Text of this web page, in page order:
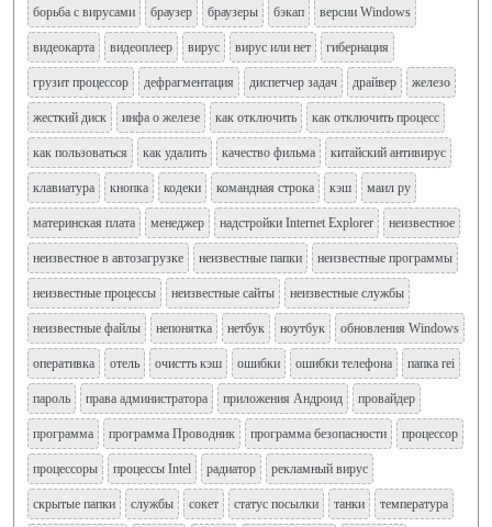
борьба с вирусами браузер браузеры бэкап версии Windows
видеокарта видеоплеер вирус вирус или нет гибернация
грузит процессор дефрагментация диспетчер задач драйвер железо
жесткий диск инфа о железе как отключить как отключить процесс
как пользоваться как удалить качество фильма китайский антивирус
клавиатура кнопка кодеки командная строка кэш маил ру
материнская плата менеджер надстройки Internet Explorer неизвестное
неизвестное в автозагрузке неизвестные папки неизвестные программы
неизвестные процессы неизвестные сайты неизвестные службы
неизвестные файлы непонятка нетбук ноутбук обновления Windows
оперативка отель очистть кэш ошибки ошибки телефона папка rei
пароль права администратора приложения Андроид провайдер
программа программа Проводник программа безопасности процессор
процессоры процессы Intel радиатор рекламный вирус
скрытые папки службы сокет статус посылки танки температура